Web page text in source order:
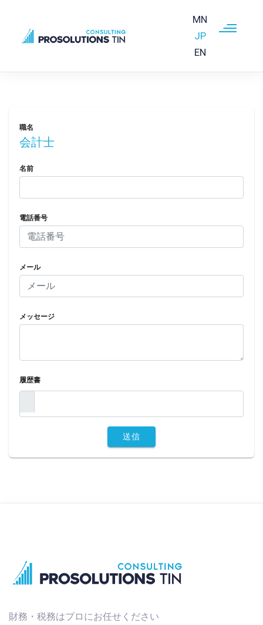
MN
JP
EN
職名
会計士
名前
電話番号
メール
メッセージ
履歴書
送信
財務・税務はプロにお任せください